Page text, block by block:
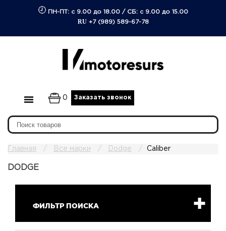
ПН-ПТ: с 9.00 до 18.00/ СБ: с 9.00 до 15.00
RU +7 (989) 589-67-78
0 Заказать звонок
Главная Все марки Dodge Caliber
DODGE
ФИЛЬТР ПОИСКА